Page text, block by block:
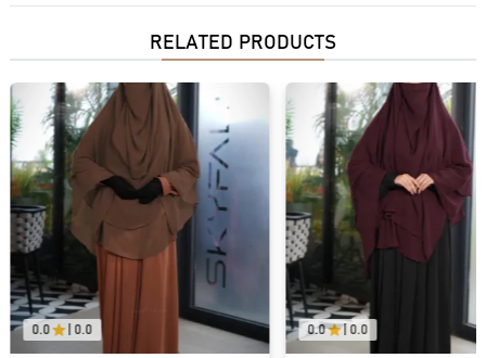
RELATED PRODUCTS
0.0 0.0 0.0 0.0